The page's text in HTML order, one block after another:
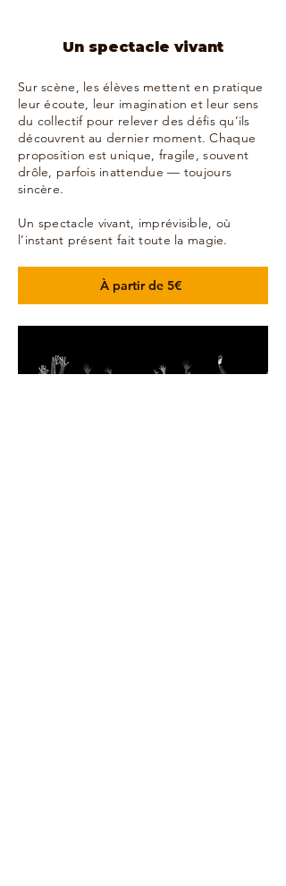
Un spectacle vivant
Sur scène, les élèves mettent en pratique
leur écoute, leur imagination et leur sens
du collectif pour relever des défis qu’ils
découvrent au dernier moment. Chaque
proposition est unique, fragile, souvent
drôle, parfois inattendue — toujours
sincère.
Un spectacle vivant, imprévisible, où
l’instant présent fait toute la magie.
À partir de 5€